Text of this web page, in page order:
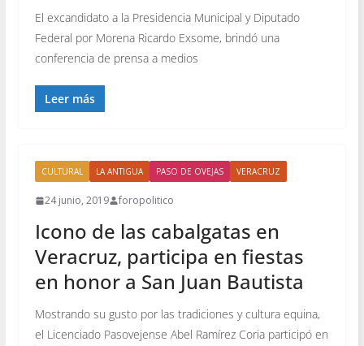
El excandidato a la Presidencia Municipal y Diputado
Federal por Morena Ricardo Exsome, brindó una
conferencia de prensa a medios
Leer más
CULTURAL LA ANTIGUA PASO DE OVEJAS VERACRUZ
24 junio, 2019 foropolitico
Icono de las cabalgatas en
Veracruz, participa en fiestas
en honor a San Juan Bautista
Mostrando su gusto por las tradiciones y cultura equina,
el Licenciado Pasovejense Abel Ramírez Coria participó en